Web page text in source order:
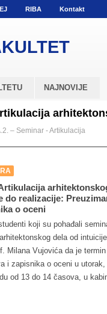
RIBA Kontakt
NAJNOVIJE
– Seminar - Artikulacija
do realizacije:
o oceni
koji su pohađali
dela od
Milana Vujovića da je
i zapisnika o oceni u utorak,
od 13 do 14 časova, u